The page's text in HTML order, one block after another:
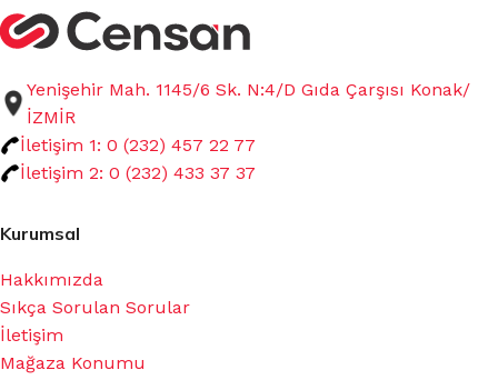
Yenişehir Mah. 1145/6 Sk. N:4/D Gıda Çarşısı Konak/
İZMİR
İletişim 1: 0 (232) 457 22 77
İletişim 2: 0 (232) 433 37 37
Kurumsal
Hakkımızda
Sıkça Sorulan Sorular
İletişim
Mağaza Konumu